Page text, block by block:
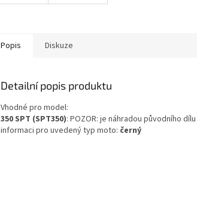
Popis Diskuze
Detailní popis produktu
Vhodné pro model:
350 SPT (SPT350): POZOR: je náhradou původního dílu
informaci pro uvedený typ moto: černý